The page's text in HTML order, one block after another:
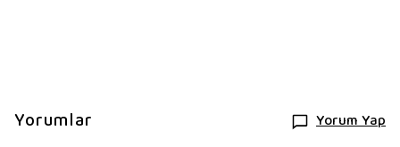
Yorumlar Yorum Yap